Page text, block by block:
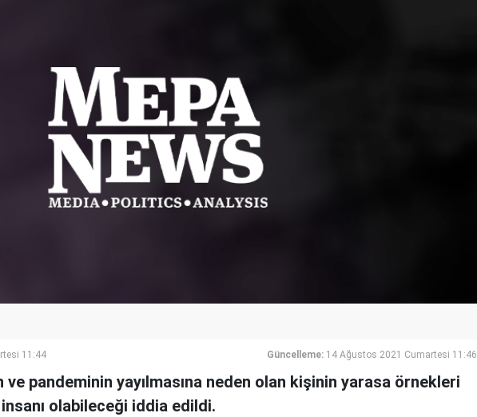
11:44 Güncelleme: 14 Ağustos 2021 Cumartesi 11:46
pandeminin yayılmasına neden olan kişinin yarasa örnekleri
olabileceği iddia edildi.